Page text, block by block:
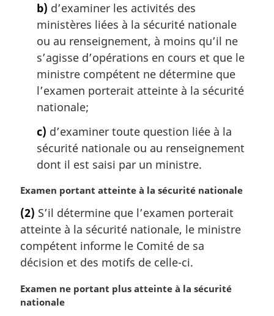
b) d’examiner les activités des
ministères liées à la sécurité nationale
ou au renseignement, à moins qu’il ne
s’agisse d’opérations en cours et que le
ministre compétent ne détermine que
l’examen porterait atteinte à la sécurité
nationale;
c) d’examiner toute question liée à la
sécurité nationale ou au renseignement
dont il est saisi par un ministre.
N
t
e
m
a
g
i
Examen portant atteinte à la sécurité nationale
(2) S’il détermine que l’examen porterait
atteinte à la sécurité nationale, le ministre
compétent informe le Comité de sa
décision et des motifs de celle-ci.
N
o
Examen ne portant plus atteinte à la sécurité
nationale